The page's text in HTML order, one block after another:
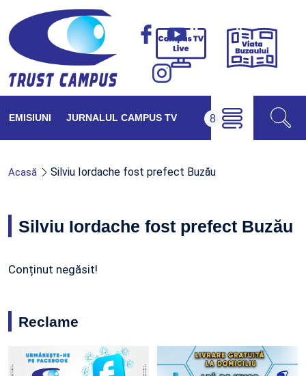
Campus
Viața
EMISIUNI JURNALUL CAMPUS TV
Acasă Silviu Iordache fost prefect Buzău
Silviu Iordache fost prefect Buzău
Conținut negăsit!
Reclame